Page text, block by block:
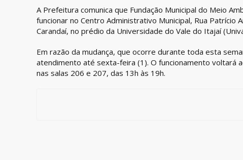
A Prefeitura comunica que Fundação Municipal do Meio
funcionar no Centro Administrativo Municipal, Rua Patrício
Carandaí, no prédio da Universidade do Vale do Itajaí
Em razão da mudança, que ocorre durante toda esta
atendimento até sexta-feira (1). O funcionamento voltará
nas salas 206 e 207, das 13h às 19h.